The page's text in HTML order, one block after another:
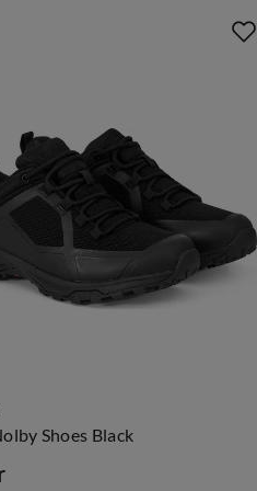
Shoes Black